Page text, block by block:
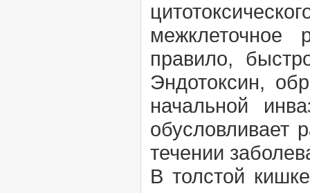
межклеточное
правило,
Эндотоксин,
начальной
обусловливает
течении
В толстой